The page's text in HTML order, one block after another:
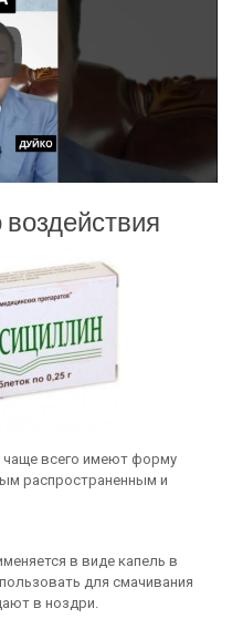
чаще всего имеют форму
распространенным и
в виде капель в
для смачивания
в ноздри.